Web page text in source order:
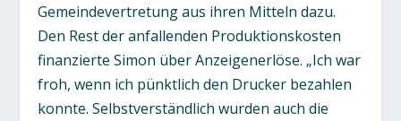
Gemeindevertretung aus ihren Mitteln dazu.
Den Rest der anfallenden Produktionskosten
finanzierte Simon über Anzeigenerlöse. „Ich war
froh, wenn ich pünktlich den Drucker bezahlen
konnte. Selbstverständlich wurden auch die